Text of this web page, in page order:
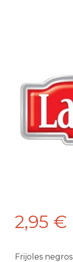
2,95 €
Frijoles